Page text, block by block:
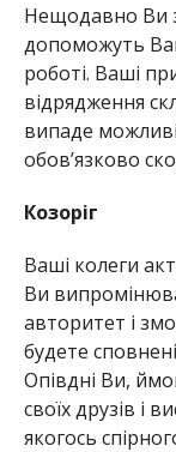
Нещодавно Ви
допоможуть
роботі. Ваші
відрядження
випаде
обов’язково
Козоріг
Ваші колеги
Ви
авторитет і
будете
Опівдні Ви,
своїх друзів і
якогось